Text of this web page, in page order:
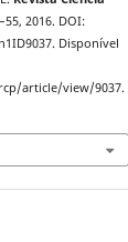
2016. DOI:
Disponível
article/view/9037.